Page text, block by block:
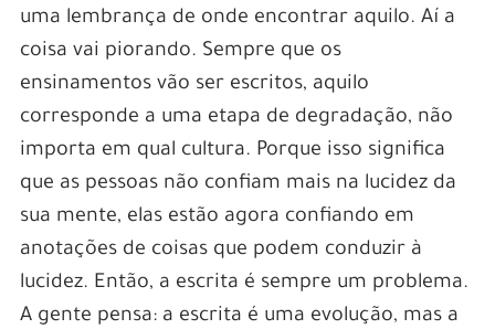
uma lembrança de onde encontrar aquilo. Aí a
coisa vai piorando. Sempre que os
ensinamentos vão ser escritos, aquilo
corresponde a uma etapa de degradação, não
importa em qual cultura. Porque isso significa
que as pessoas não confiam mais na lucidez da
sua mente, elas estão agora confiando em
anotações de coisas que podem conduzir à
lucidez. Então, a escrita é sempre um problema.
A gente pensa: a escrita é uma evolução, mas a